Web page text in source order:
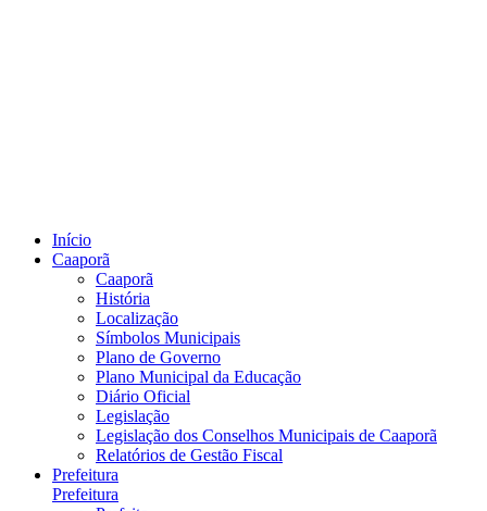
Início
Caaporã
Caaporã
História
Localização
Símbolos Municipais
Plano de Governo
Plano Municipal da Educação
Diário Oficial
Legislação
Legislação dos Conselhos Municipais de Caaporã
Relatórios de Gestão Fiscal
Prefeitura
Prefeitura